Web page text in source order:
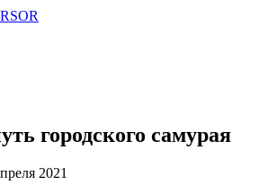
городского самурая
2021